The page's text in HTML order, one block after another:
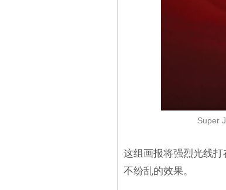
Super
这组画报将强烈光线
不纷乱的效果。